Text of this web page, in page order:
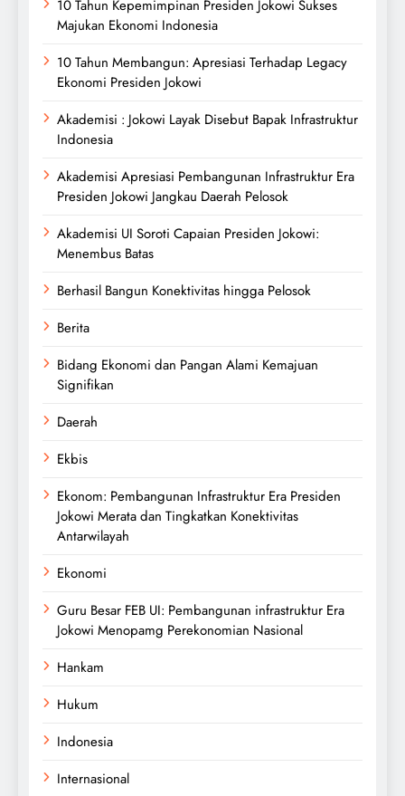
10 Tahun Kepemimpinan Presiden Jokowi Sukses
Majukan Ekonomi Indonesia
10 Tahun Membangun: Apresiasi Terhadap Legacy
Ekonomi Presiden Jokowi
Akademisi : Jokowi Layak Disebut Bapak Infrastruktur
Indonesia
Akademisi Apresiasi Pembangunan Infrastruktur Era
Presiden Jokowi Jangkau Daerah Pelosok
Akademisi UI Soroti Capaian Presiden Jokowi:
Menembus Batas
Berhasil Bangun Konektivitas hingga Pelosok
Berita
Bidang Ekonomi dan Pangan Alami Kemajuan
Signifikan
Daerah
Ekbis
Ekonom: Pembangunan Infrastruktur Era Presiden
Jokowi Merata dan Tingkatkan Konektivitas
Antarwilayah
Ekonomi
Guru Besar FEB UI: Pembangunan infrastruktur Era
Jokowi Menopamg Perekonomian Nasional
Hankam
Hukum
Indonesia
Internasional